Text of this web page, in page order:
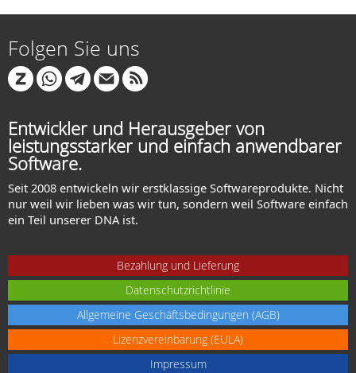
Folgen Sie uns
Entwickler und Herausgeber von
leistungsstarker und einfach anwendbarer
Software.
Seit 2008 entwickeln wir erstklassige Softwareprodukte. Nicht
nur weil wir lieben was wir tun, sondern weil Software einfach
ein Teil unserer DNA ist.
Bezahlung und Lieferung
Datenschutzrichtlinie
Allgemeine Geschäftsbedingungen (AGB)
Lizenzvereinbarung (EULA)
Impressum